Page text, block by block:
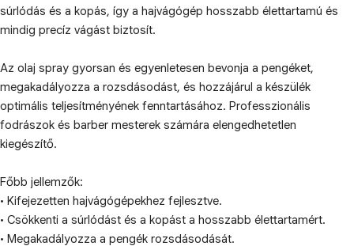
súrlódás és a kopás, így a hajvágógép hosszabb élettartamú és
mindig precíz vágást biztosít.
Az olaj spray gyorsan és egyenletesen bevonja a pengéket,
megakadályozza a rozsdásodást, és hozzájárul a készülék
optimális teljesítményének fenntartásához. Professzionális
fodrászok és barber mesterek számára elengedhetetlen
kiegészítő.
Főbb jellemzők:
• Kifejezetten hajvágógépekhez fejlesztve.
• Csökkenti a súrlódást és a kopást a hosszabb élettartamért.
• Megakadályozza a pengék rozsdásodását.